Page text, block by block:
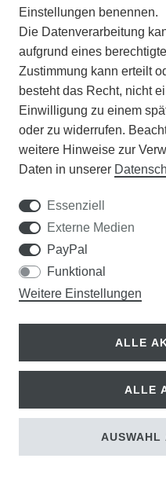
3,50 €
Einstellungen benennen.
Die Datenverarbeitung
aufgrund eines
Zustimmung kann erteilt
besteht das Recht, nicht
Einwilligung zu einem
oder zu widerrufen.
weitere Hinweise zur
Daten in unserer
Essenziell
Externe Medien
PayPal
Funktional
Weitere Einstellungen
ALLE
ALLE
AUSWAHL